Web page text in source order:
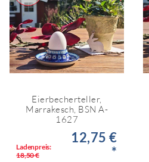
Eierbecherteller,
Marrakesch, BSN A-
1627
Ladenpreis:
18,50 €
12,75 €
*